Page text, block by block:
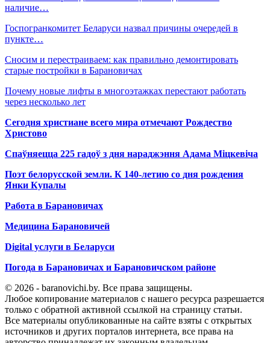
наличие…
Госпогранкомитет Беларуси назвал причины очередей в
пункте…
Сносим и перестраиваем: как правильно демонтировать
старые постройки в Барановичах
Почему новые лифты в многоэтажках перестают работать
через несколько лет
Сегодня христиане всего мира отмечают Рождество
Христово
Спаўняецца 225 гадоў з дня нараджэння Адама Міцкевіча
Поэт белорусской земли. К 140-летию со дня рождения
Янки Купалы
Работа в Барановичах
Медицина Барановичей
Digital услуги в Беларуси
Погода в Барановичах и Барановичском районе
© 2026 - baranovichi.by. Все права защищены.
Любое копирование материалов с нашего ресурса разрешается
только с обратной активной ссылкой на страницу статьи.
Все материалы опубликованные на сайте взяты с открытых
источников и других порталов интернета, все права на